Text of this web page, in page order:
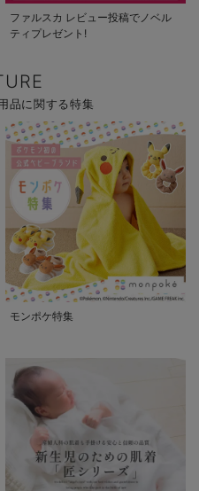
ファルスカ レビュー投稿でノベル
ティプレゼント!
品に関する特集
モンポケ特集